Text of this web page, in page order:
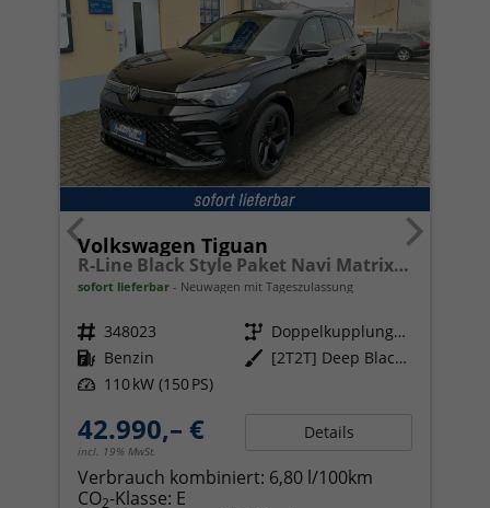
Volkswagen Tiguan
R-Line Black Style Paket Navi Matrix-LED ACC
sofort lieferbar Neuwagen mit Tageszulassung
Fahrzeugnr. 348023 Getriebe
Doppelkupplungsgetriebe (DSG)
Kraftstoff Benzin Außenfarbe
[2T2T] Deep Black Perleffekt
Leistung 110 kW (150 PS)
42.990,– €
incl. 19% MwSt.
Details
Verbrauch kombiniert: 6,80 l/100km
CO2-Klasse: E